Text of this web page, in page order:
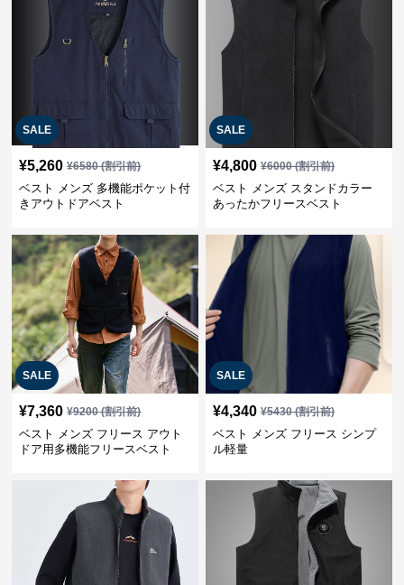
SALE
¥5,260 ¥6580(割引前)
ベスト メンズ 多機能ポケット付
きアウトドアベスト
SALE
¥4,800 ¥6000(割引前)
ベスト メンズ スタンドカラー
あったかフリースベスト
SALE
¥7,360 ¥9200(割引前)
ベスト メンズ フリース アウト
ドア用多機能フリースベスト
SALE
¥4,340 ¥5430(割引前)
ベスト メンズ フリース シンプ
ル軽量